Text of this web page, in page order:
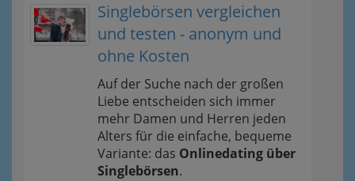
Singlebörsen vergleichen
und testen - anonym und
ohne Kosten
Auf der Suche nach der großen
Liebe entscheiden sich immer
mehr Damen und Herren jeden
Alters für die einfache, bequeme
Variante: das Onlinedating über
Singlebörsen.